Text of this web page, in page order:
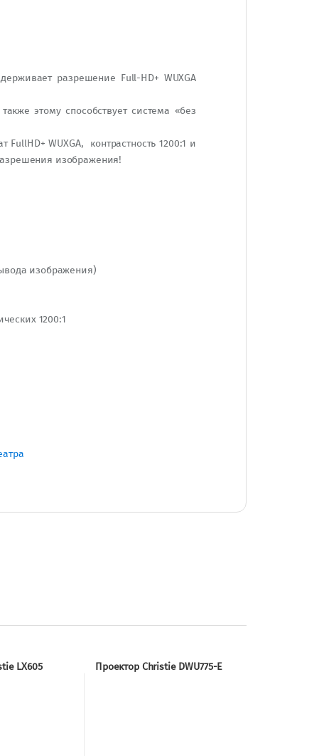
разрешение Full-HD+ WUXGA
этому способствует система «без
WUXGA, контрастность 1200:1 и
изображения!
изображения)
1200:1
LX605 Проектор Christie DWU775-E